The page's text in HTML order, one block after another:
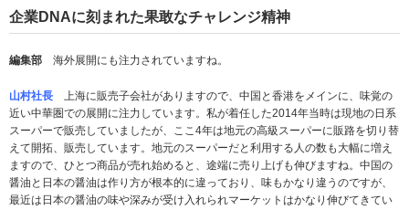
企業DNAに刻まれた果敢なチャレンジ精神
編集部 海外展開にも注力されていますね。
山村社長 上海に販売子会社がありますので、中国と香港をメインに、味覚の
近い中華圏での展開に注力しています。私が着任した2014年当時は現地の日系
スーパーで販売していましたが、ここ4年は地元の高級スーパーに販路を切り替
えて開拓、販売しています。地元のスーパーだと利用する人の数も大幅に増え
ますので、ひとつ商品が売れ始めると、途端に売り上げも伸びますね。中国の
醤油と日本の醤油は作り方が根本的に違っており、味もかなり違うのですが、
最近は日本の醤油の味や深みが受け入れられマーケットはかなり伸びてきてい